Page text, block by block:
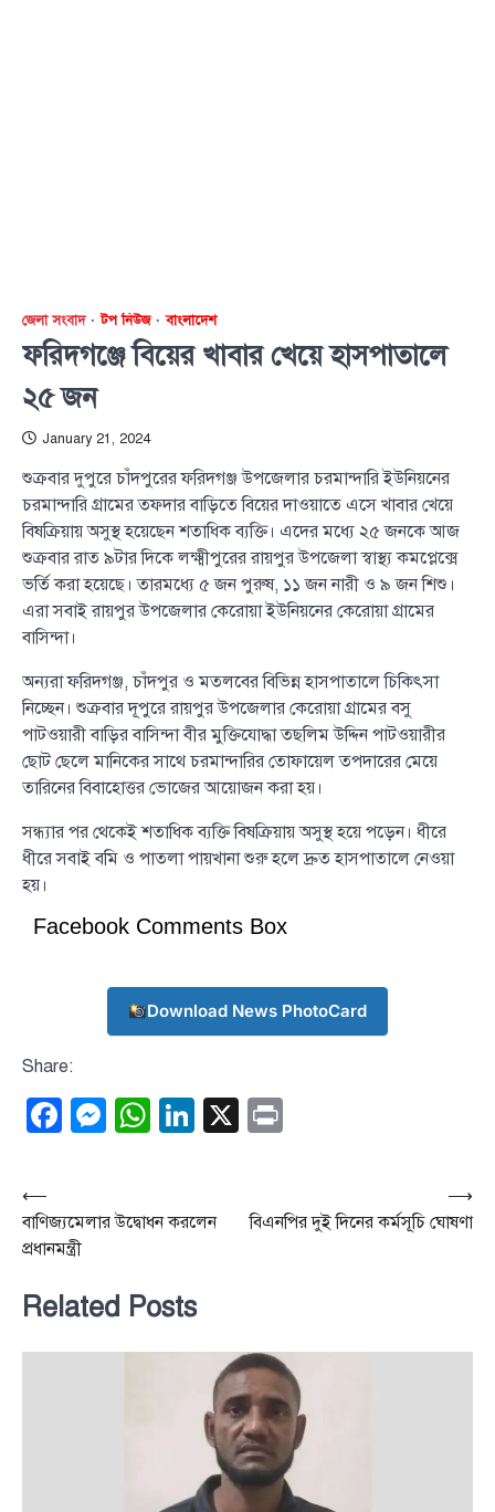
জেলা সংবাদ টপ নিউজ বাংলাদেশ
ফরিদগঞ্জে বিয়ের খাবার খেয়ে হাসপাতালে
২৫ জন
January 21, 2024
শুক্রবার দুপুরে চাঁদপুরের ফরিদগঞ্জ উপজেলার চরমান্দারি ইউনিয়নের
চরমান্দারি গ্রামের তফদার বাড়িতে বিয়ের দাওয়াতে এসে খাবার খেয়ে
বিষক্রিয়ায় অসুস্থ হয়েছেন শতাধিক ব্যক্তি। এদের মধ্যে ২৫ জনকে আজ
শুক্রবার রাত ৯টার দিকে লক্ষ্মীপুরের রায়পুর উপজেলা স্বাস্থ্য কমপ্লেক্সে
ভর্তি করা হয়েছে। তারমধ্যে ৫ জন পুরুষ, ১১ জন নারী ও ৯ জন শিশু।
এরা সবাই রায়পুর উপজেলার কেরোয়া ইউনিয়নের কেরোয়া গ্রামের
বাসিন্দা।
অন্যরা ফরিদগঞ্জ, চাঁদপুর ও মতলবের বিভিন্ন হাসপাতালে চিকিৎসা
নিচ্ছেন। শুক্রবার দূপুরে রায়পুর উপজেলার কেরোয়া গ্রামের বসু
পাটওয়ারী বাড়ির বাসিন্দা বীর মুক্তিযোদ্ধা তছলিম উদ্দিন পাটওয়ারীর
ছোট ছেলে মানিকের সাথে চরমান্দারির তোফায়েল তপদারের মেয়ে
তারিনের বিবাহোত্তর ভোজের আয়োজন করা হয়।
সন্ধ্যার পর থেকেই শতাধিক ব্যক্তি বিষক্রিয়ায় অসুস্থ হয়ে পড়েন। ধীরে
ধীরে সবাই বমি ও পাতলা পায়খানা শুরু হলে দ্রুত হাসপাতালে নেওয়া
হয়।
Facebook Comments Box
Download News PhotoCard
Share:
Facebook
Messenger
WhatsApp
LinkedIn
X
Post
navigation
⟵
বাণিজ্যমেলার উদ্বোধন করলেন
প্রধানমন্ত্রী
বিএনপির দুই দিনের কর্মসূচি ঘোষণা
⟶
Related Posts